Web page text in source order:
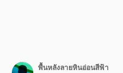
พื้นหลังลายหินอ่อนสีฟ้า